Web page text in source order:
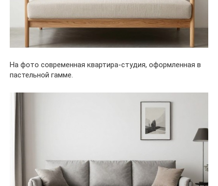
На фото современная квартира-студия, оформленная в
пастельной гамме.